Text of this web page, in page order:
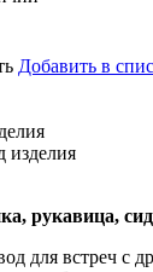
Добавить в
изделия
рукавица,
для встреч с